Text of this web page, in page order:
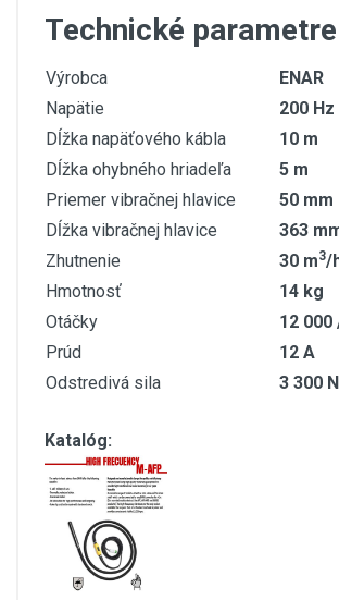
Technické
Výrobca
ENAR
Napätie
200
Dĺžka napäťového kábla
10 m
Dĺžka ohybného hriadeľa
5 m
Priemer vibračnej hlavice
50 mm
Dĺžka vibračnej hlavice
363
Zhutnenie
30 m3/
Hmotnosť
14 kg
Otáčky
12 000
Prúd
12 A
Odstredivá sila
3 300 N
Katalóg: